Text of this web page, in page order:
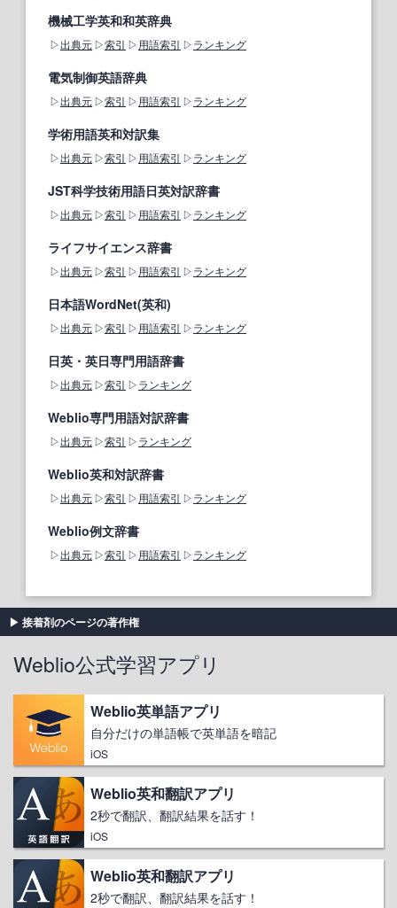
機械工学英和和英辞典
出典元 索引 用語索引 ランキング
電気制御英語辞典
出典元 索引 用語索引 ランキング
学術用語英和対訳集
出典元 索引 用語索引 ランキング
JST科学技術用語日英対訳辞書
出典元 索引 用語索引 ランキング
ライフサイエンス辞書
出典元 索引 用語索引 ランキング
日本語WordNet(英和)
出典元 索引 用語索引 ランキング
日英・英日専門用語辞書
出典元 索引 ランキング
Weblio専門用語対訳辞書
出典元 索引 ランキング
Weblio英和対訳辞書
出典元 索引 用語索引 ランキング
Weblio例文辞書
出典元 索引 用語索引 ランキング
接着剤のページの著作権
Weblio公式学習アプリ
Weblio英単語アプリ
自分だけの単語帳で英単語を暗記
iOS
Weblio英和翻訳アプリ
2秒で翻訳、翻訳結果を話す！
iOS
Weblio英和翻訳アプリ
2秒で翻訳、翻訳結果を話す！